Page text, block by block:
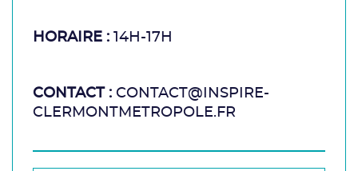
HORAIRE : 14H-17H
CONTACT : CONTACT@INSPIRE-
CLERMONTMETROPOLE.FR